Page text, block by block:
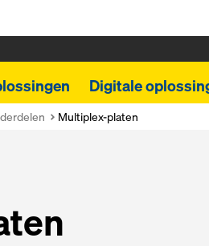
Digitale
Multiplex-platen